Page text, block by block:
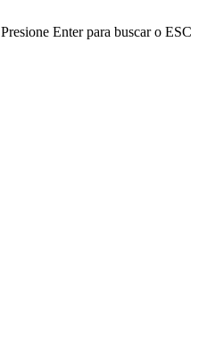
Presione Enter para buscar o ESC